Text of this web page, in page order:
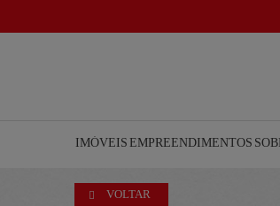
IMÓVEIS EMPREENDIMENTOS
 VOLTAR